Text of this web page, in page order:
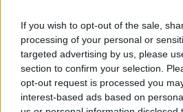
If you wish to opt-out of the sale,
processing of your personal or
targeted advertising by us, please
section to confirm your selection.
opt-out request is processed you
interest-based ads based on
Chanson sans vidéo